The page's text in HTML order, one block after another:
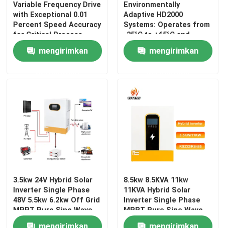
Variable Frequency Drive
with Exceptional 0.01
Percent Speed Accuracy
for Critical Process
Control
mengirimkan
Environmentally
Adaptive HD2000
Systems: Operates from
-25°C to +65°C and
Humidity Up to 85%
mengirimkan
3.5kw 24V Hybrid Solar
Inverter Single Phase
48V 5.5kw 6.2kw Off Grid
MPPT Pure Sine Wave
With Lithium Battery
8.5kw 8.5KVA 11kw
11KVA Hybrid Solar
Inverter Single Phase
MPPT Pure Sine Wave
ff Grid Solar Inverter